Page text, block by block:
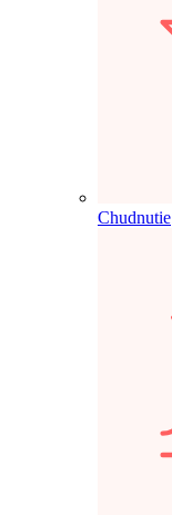
Chudnutie